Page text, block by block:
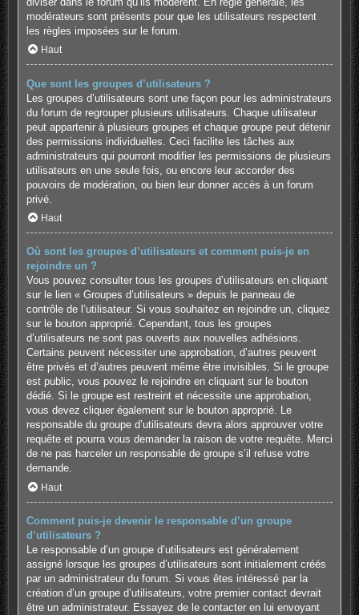
modérateurs sont présents pour que les utilisateurs respectent
les règles imposées sur le forum.
Haut
Que sont les groupes d’utilisateurs ?
Les groupes d’utilisateurs sont une façon pour les administrateurs
du forum de regrouper plusieurs utilisateurs. Chaque utilisateur
peut appartenir à plusieurs groupes et chaque groupe peut détenir
des permissions individuelles. Ceci facilite les tâches aux
administrateurs qui pourront modifier les permissions de plusieurs
utilisateurs en une seule fois, ou encore leur accorder des
pouvoirs de modération, ou bien leur donner accès à un forum
privé.
Haut
Où sont les groupes d’utilisateurs et comment puis-je en
rejoindre un ?
Vous pouvez consulter tous les groupes d’utilisateurs en cliquant
sur le lien « Groupes d’utilisateurs » depuis le panneau de
contrôle de l’utilisateur. Si vous souhaitez en rejoindre un, cliquez
sur le bouton approprié. Cependant, tous les groupes
d’utilisateurs ne sont pas ouverts aux nouvelles adhésions.
Certains peuvent nécessiter une approbation, d’autres peuvent
être privés et d’autres peuvent même être invisibles. Si le groupe
est public, vous pouvez le rejoindre en cliquant sur le bouton
dédié. Si le groupe est restreint et nécessite une approbation,
vous devez cliquer également sur le bouton approprié. Le
responsable du groupe d’utilisateurs devra alors approuver votre
requête et pourra vous demander la raison de votre requête. Merci
de ne pas harceler un responsable de groupe s’il refuse votre
demande.
Haut
Comment puis-je devenir le responsable d’un groupe
d’utilisateurs ?
Le responsable d’un groupe d’utilisateurs est généralement
assigné lorsque les groupes d’utilisateurs sont initialement créés
par un administrateur du forum. Si vous êtes intéressé par la
création d’un groupe d’utilisateurs, votre premier contact devrait
être un administrateur. Essayez de le contacter en lui envoyant